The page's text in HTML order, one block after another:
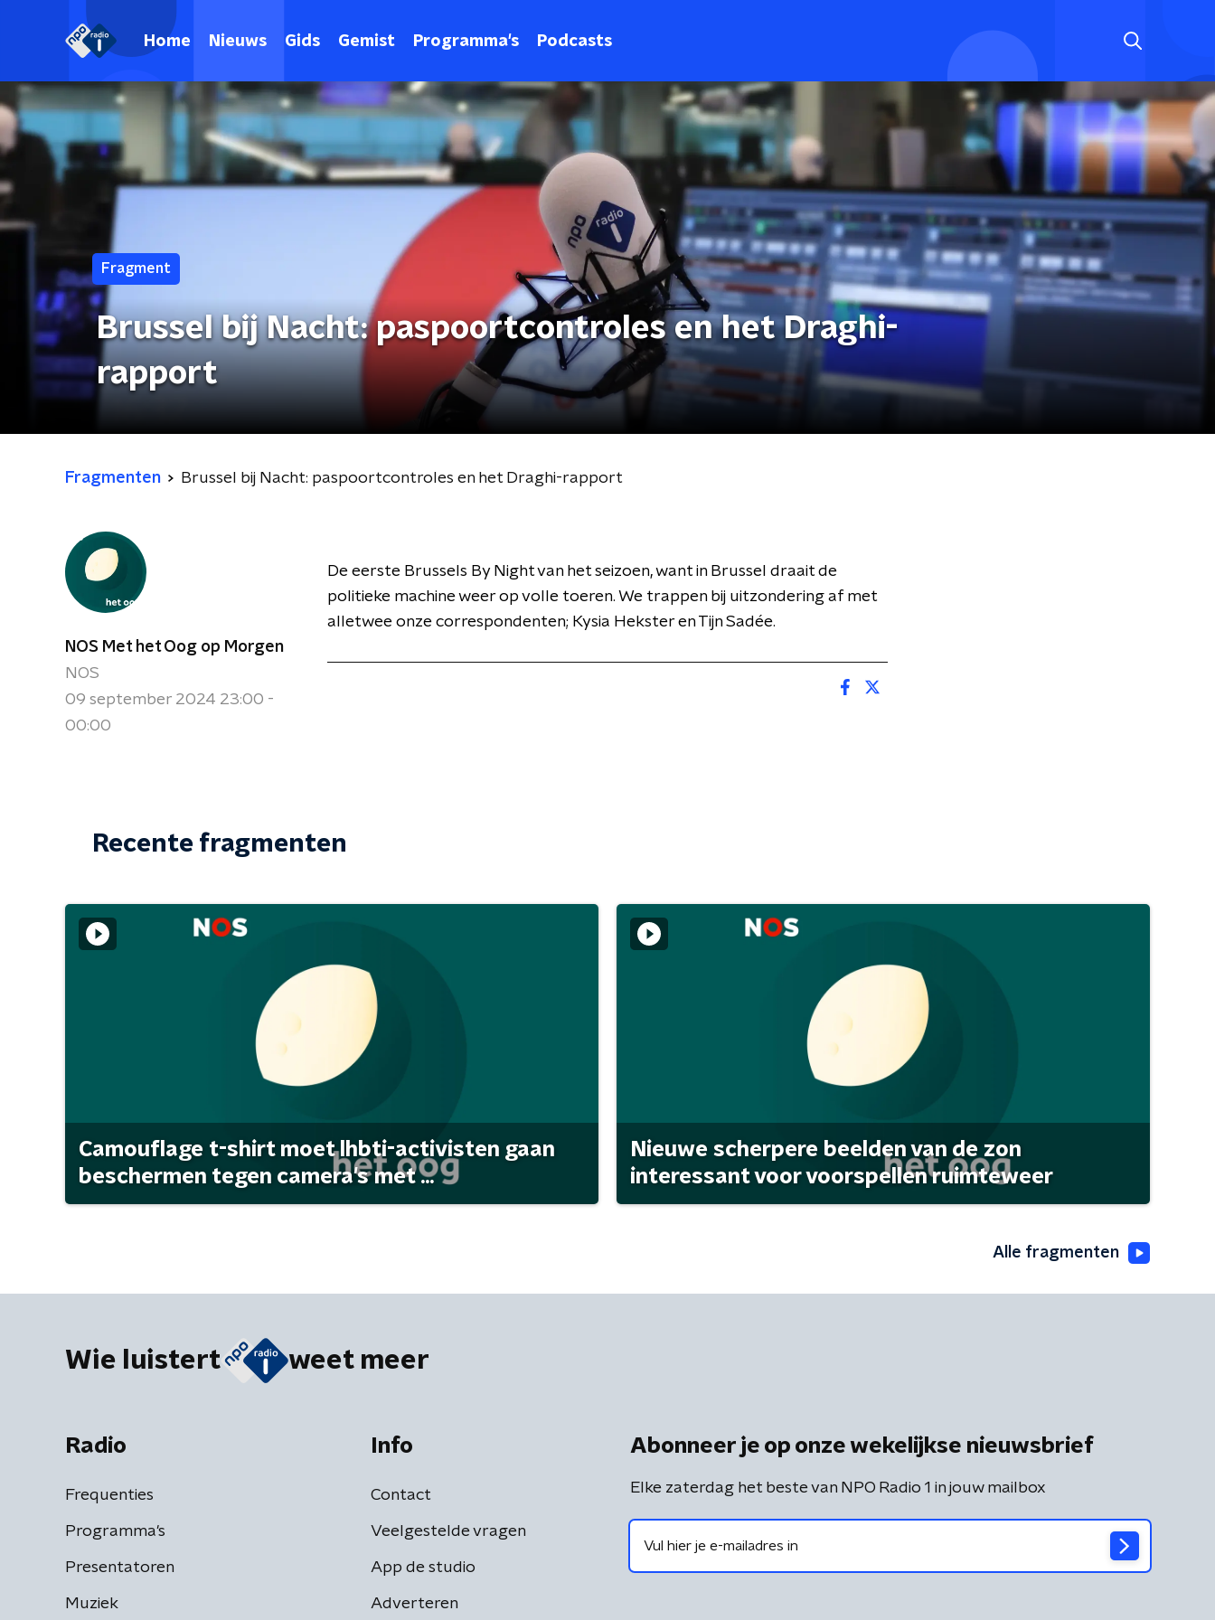
Home Nieuws Gids Gemist Programma's Podcasts
Fragment
Brussel bij Nacht: paspoortcontroles en het Draghi-
rapport
Fragmenten Brussel bij Nacht: paspoortcontroles en het Draghi-rapport
NOS Met het Oog op Morgen
NOS
09 september 2024 23:00 -
00:00
De eerste Brussels By Night van het seizoen, want in Brussel draait de
politieke machine weer op volle toeren. We trappen bij uitzondering af met
alletwee onze correspondenten; Kysia Hekster en Tijn Sadée.
Recente fragmenten
Camouflage t-shirt moet lhbti-activisten gaan
beschermen tegen camera's met ...
Nieuwe scherpere beelden van de zon
interessant voor voorspellen ruimteweer
Alle fragmenten
Wie luistert weet meer
Radio
Frequenties
Programma's
Presentatoren
Muziek
Info
Contact
Veelgestelde vragen
App de studio
Adverteren
Abonneer je op onze wekelijkse nieuwsbrief
Elke zaterdag het beste van NPO Radio 1 in jouw mailbox